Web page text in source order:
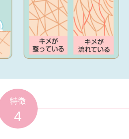
特徴
4